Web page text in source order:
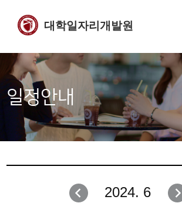
대학일자리개발원
일정안내
2024. 6